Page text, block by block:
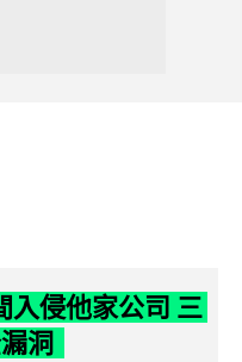
入侵他家公司 三
洞